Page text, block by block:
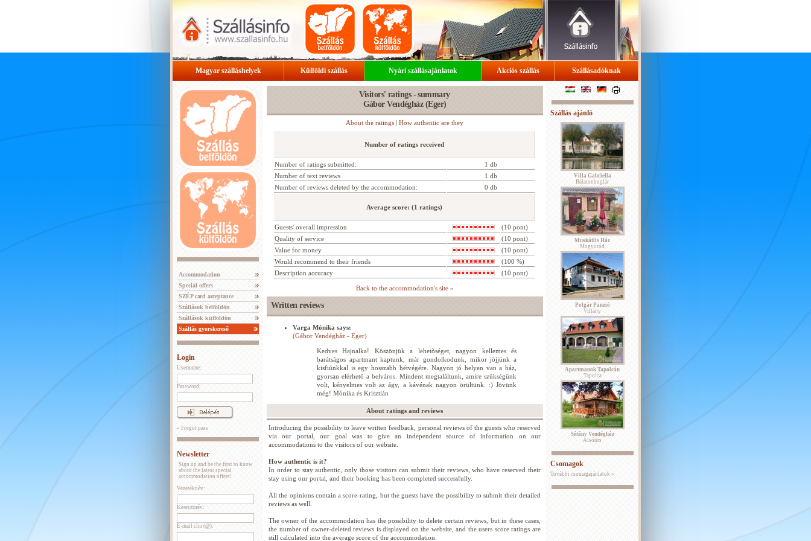
Magyar szálláshelyek Külföldi szállás Nyári szállásajánlatok Akciós szállás Szállásadóknak
Accommodation
Special offers
SZÉP card acceptance
Szállások belföldön
Szállások külföldön
Szállás gyorskereső
Login
Username:
Password:
» Forgot pass
Newsletter
Sign up and be the first to know
about the latest special
accommodation offers!
Vezetéknév:
Keresztnév:
E-mail cím (@):
Visitors' ratings - summary
Gábor Vendégház (Eger)
About the ratings | How authentic are they
Number of ratings received
Number of ratings submitted:
1 db
Number of text reviews
1 db
Number of reviews deleted by the accommodation:
0 db
Average score: (1 ratings)
Guests' overall impression
(10 pont)
Quality of service
(10 pont)
Value for money
(10 pont)
Would recommend to their friends
(100 %)
Description accuracy
(10 pont)
Back to the accommodation's site »
Written reviews
Varga Mónika says:
(Gábor Vendégház - Eger)
Kedves Hajnalka! Köszönjük a lehetõséget, nagyon kellemes és
barátságos apartmant kaptunk, már gondolkodunk, mikor jöjjünk a
kisfiúnkkal is egy hosszabb hétvégére. Nagyon jó helyen van a ház,
gyorsan elérhetõ a belváros. Mindent megtaláltunk, amire szükségünk
volt, kényelmes volt az ágy, a kávénak nagyon örültünk. :) Jövünk
még! Mónika és Krisztián
About ratings and reviews
Introducing the possibility to leave written feedback, personal reviews of the guests who reserved
via our portal, our goal was to give an independent source of information on our
accommodations to the visitors of our website.
How authentic is it?
In order to stay authentic, only those visitors can submit their reviews, who have reserved their
stay using our portal, and their booking has been completed successfully.
All the opinions contain a score-rating, but the guests have the possibility to submit their detailed
reviews as well.
The owner of the accommodation has the possibility to delete certain reviews, but in these cases,
the number of owner-deleted reviews is displayed on the website, and the users score ratings are
still calculated into the average score of the accommodation.
Szállás ajánló
Villa Gabriella
Balatonboglár
Muskátlis Ház
Mogyoród
Polgár Panzió
Villány
Apartmanok Tapolcán
Tapolca
Sétány Vendégház
Alsóörs
Csomagok
További csomagajánlatok »